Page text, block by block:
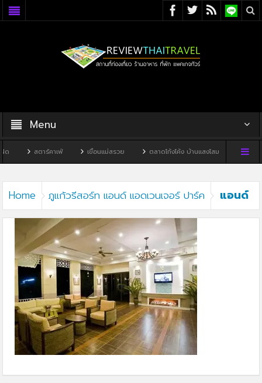
Menu
สตาร์คาเฟ่ เขื่อนแม่สรวย ตลาดโก้งโค้ง บ้านแสงโสม ทิวผาคา
Home ภูแก้วรีสอร์ท แอนด์ แอดเวนเจอร์ ปาร์ค
แอนด์
แอดเวนเจอร์ ปาร์ค3